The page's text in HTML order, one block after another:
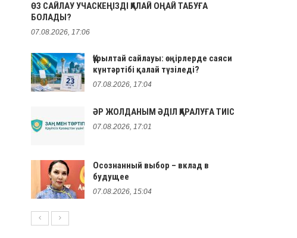
ӨЗ САЙЛАУ УЧАСКЕҢІЗДІ ҚАЛАЙ ОҢАЙ ТАБУҒА
БОЛАДЫ?
07.08.2026, 17:06
Құрылтай сайлауы: өңірлерде саяси
күнтәртібі қалай түзіледі?
07.08.2026, 17:04
ӘР ЖОЛДАНЫМ ӘДІЛ ҚАРАЛУҒА ТИІС
07.08.2026, 17:01
Осознанный выбор – вклад в
будущее
07.08.2026, 15:04